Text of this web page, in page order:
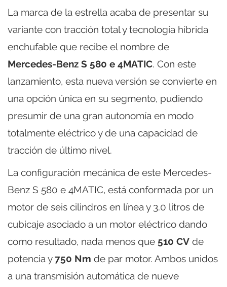
La marca de la estrella acaba de presentar su
variante con tracción total y tecnología híbrida
enchufable que recibe el nombre de
Mercedes-Benz S 580 e 4MATIC. Con este
lanzamiento, esta nueva versión se convierte en
una opción única en su segmento, pudiendo
presumir de una gran autonomía en modo
totalmente eléctrico y de una capacidad de
tracción de último nivel.
La configuración mecánica de este Mercedes-
Benz S 580 e 4MATIC, está conformada por un
motor de seis cilindros en línea y 3.0 litros de
cubicaje asociado a un motor eléctrico dando
como resultado, nada menos que 510 CV de
potencia y750 Nm de par motor. Ambos unidos
a una transmisión automática de nueve